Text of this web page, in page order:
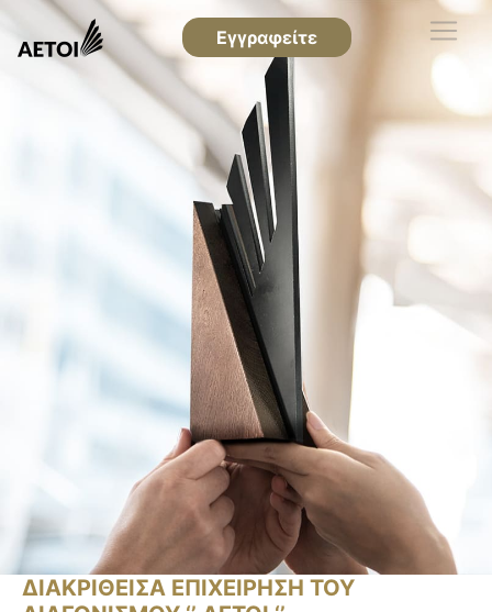
Εγγραφείτε
ΔΙΑΚΡΙΘΕΙΣΑ ΕΠΙΧΕΙΡΗΣΗ ΤΟΥ